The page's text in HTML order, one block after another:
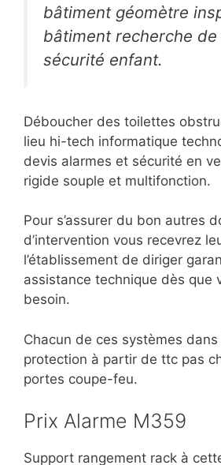
bâtiment géomètre
bâtiment recherche
sécurité enfant.
Déboucher des toilettes
lieu hi-tech informatique
devis alarmes et sécurité en
rigide souple et multifonction.
Pour s’assurer du bon autres
d’intervention vous recevrez
l’établissement de diriger
assistance technique dès que
besoin.
Chacun de ces systèmes
protection à partir de ttc pas
portes coupe-feu.
Prix Alarme M359
Support rangement rack à